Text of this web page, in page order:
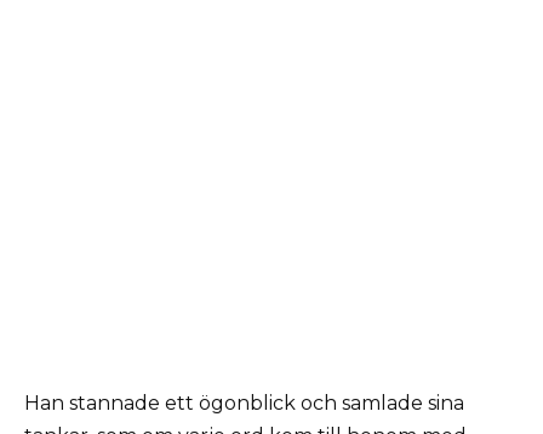
Han stannade ett ögonblick och samlade sina